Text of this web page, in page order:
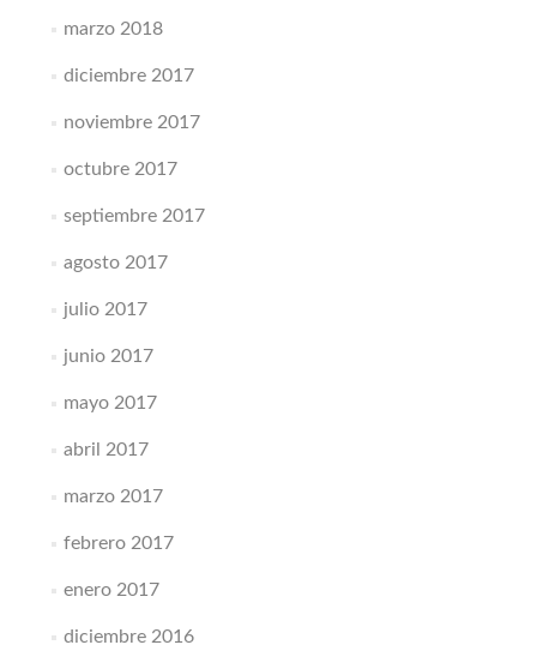
marzo 2018
diciembre 2017
noviembre 2017
octubre 2017
septiembre 2017
agosto 2017
julio 2017
junio 2017
mayo 2017
abril 2017
marzo 2017
febrero 2017
enero 2017
diciembre 2016